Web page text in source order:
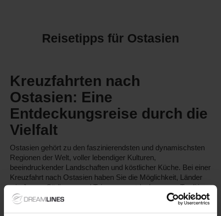
Reisetipps für Ostasien
Kreuzfahrten nach
Ostasien: Eine
Entdeckungsreise durch die
Vielfalt
Ostasien gehört zu den faszinierendsten und dynamischsten
Regionen der Welt, voller lebendiger Kulturen,
beeindruckender Landschaften und köstlicher Küche. Bei einer
Kreuzfahrt nach Ostasien haben Sie die Möglichkeit, Länder
wie Japan, Südkorea und Taiwan zu entdecken – wo Tradition
auf Moderne trifft. Wussten Sie, dass Ostasien eine der
ältesten kontinuierlichen Zivilisationen beherbergt? Eine